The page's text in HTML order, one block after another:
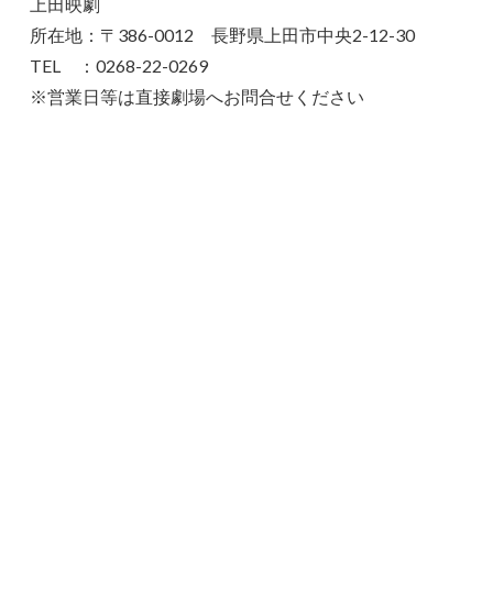
上田映劇
所在地：〒386-0012 長野県上田市中央2-12-30
TEL ：0268-22-0269
※営業日等は直接劇場へお問合せください